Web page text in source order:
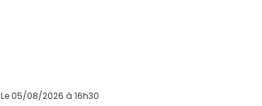
Le 05/08/2026 à 16h30